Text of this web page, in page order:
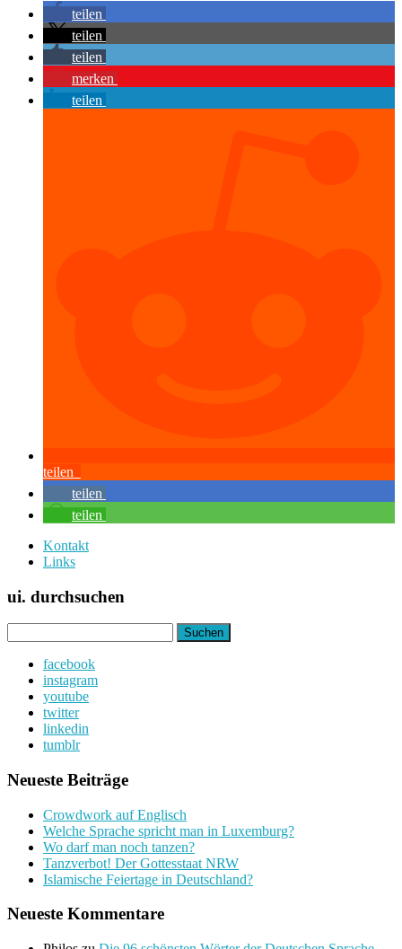
teilen
teilen
teilen
merken
teilen
teilen
teilen
teilen
Kontakt
Links
ui. durchsuchen
nach:
facebook
instagram
youtube
twitter
linkedin
tumblr
Neueste Beiträge
Crowdwork auf Englisch
Welche Sprache spricht man in Luxemburg?
Wo darf man noch tanzen?
Tanzverbot! Der Gottesstaat NRW
Islamische Feiertage in Deutschland?
Neueste Kommentare